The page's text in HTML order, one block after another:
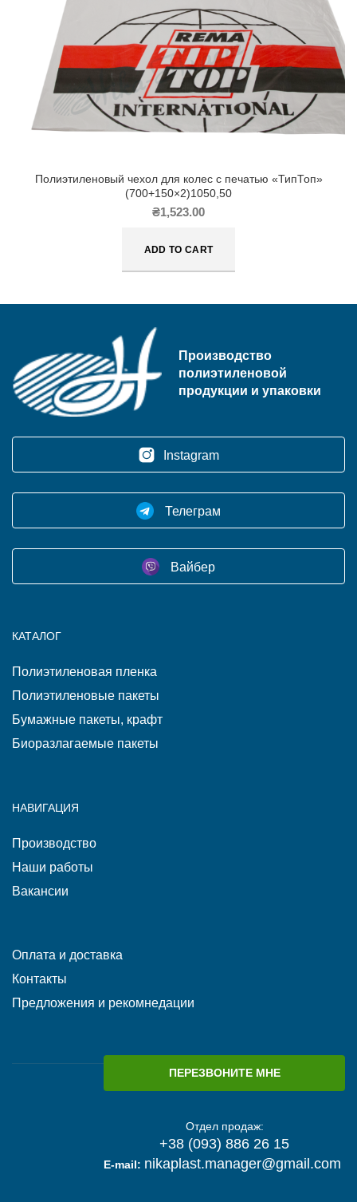
Полиэтиленовый чехол для колес с печатью «ТипТоп»
(700+150×2)1050,50
₴1,523.00
ADD TO CART
Производство
полиэтиленовой
продукции и упаковки
Instagram
Телеграм
Вайбер
КАТАЛОГ
Полиэтиленовая пленка
Полиэтиленовые пакеты
Бумажные пакеты, крафт
Биоразлагаемые пакеты
НАВИГАЦИЯ
Производство
Наши работы
Вакансии
Оплата и доставка
Контакты
Предложения и рекомнедации
ПЕРЕЗВОНИТЕ МНЕ
Отдел продаж:
+38 (093) 886 26 15
E-mail: nikaplast.manager@gmail.com